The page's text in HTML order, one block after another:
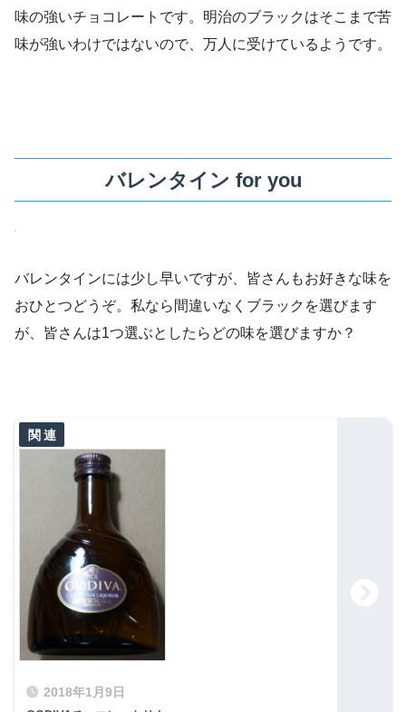
味の強いチョコレートです。明治のブラックはそこまで苦
味が強いわけではないので、万人に受けているようです。
バレンタイン for you
バレンタインには少し早いですが、皆さんもお好きな味を
おひとつどうぞ。私なら間違いなくブラックを選びます
が、皆さんは1つ選ぶとしたらどの味を選びますか？
2018年1月9日